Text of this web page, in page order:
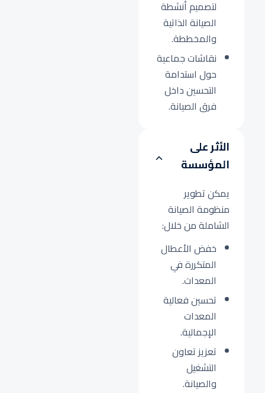
لتصميم أنشطة
الصيانة الذاتية
والمخططة.
نقاشات جماعية
حول استدامة
التحسين داخل
فرق الصيانة.
الأثر على
المؤسسة
يمكن تطوير
منظومة الصيانة
الشاملة من خلال:
خفض الأعطال
المتكررة في
المعدات.
تحسين فعالية
المعدات
الإجمالية.
تعزيز تعاون
التشغيل
والصيانة.